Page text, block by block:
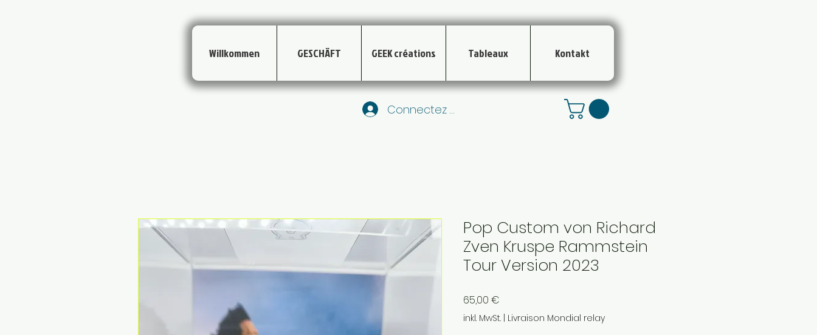
Willkommen GESCHÄFT GEEK créations Tableaux Kontakt
Connectez vous
Pop Custom von Richard
Zven Kruspe Rammstein
Tour Version 2023
65,00 €
inkl. MwSt. Livraison Mondial relay